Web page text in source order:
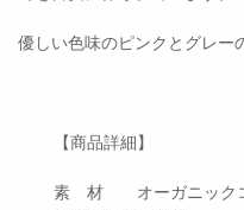
優しい色味のピンクとグレー
【商品詳細】
素 材 オーガニックコ